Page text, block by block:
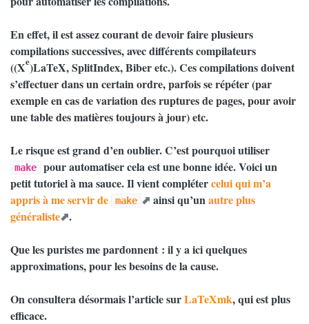
En effet, il est assez courant de devoir faire plusieurs
compilations successives, avec différents compilateurs
((Xe)LaTeX, SplitIndex, Biber etc.). Ces compilations doivent
s’effectuer dans un certain ordre, parfois se répéter (par
exemple en cas de variation des ruptures de pages, pour avoir
une table des matières toujours à jour) etc.
Le risque est grand d’en oublier. C’est pourquoi utiliser
make
pour automatiser cela est une bonne idée. Voici un
petit tutoriel à ma sauce. Il vient complétercelui qui m’a
appris à me servir de
make ainsi qu’unautre plus
généraliste .
Que les puristes me pardonnent : il y a ici quelques
approximations, pour les besoins de la cause.
On consultera désormais l’article surLaTeXmk, qui est plus
efficace.